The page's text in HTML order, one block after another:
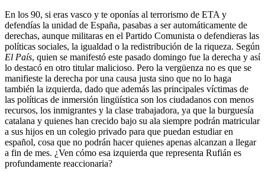
En los 90, si eras vasco y te oponías al terrorismo de ETA y
defendías la unidad de España, pasabas a ser automáticamente de
derechas, aunque militaras en el Partido Comunista o defendieras las
políticas sociales, la igualdad o la redistribución de la riqueza. Según
El País, quien se manifestó este pasado domingo fue la derecha y así
lo destacó en otro titular malicioso. Pero la vergüenza no es que se
manifieste la derecha por una causa justa sino que no lo haga
también la izquierda, dado que además las principales víctimas de
las políticas de inmersión lingüística son los ciudadanos con menos
recursos, los inmigrantes y la clase trabajadora, ya que la burguesía
catalana y quienes han crecido bajo su ala siempre podrán matricular
a sus hijos en un colegio privado para que puedan estudiar en
español, cosa que no podrán hacer quienes apenas alcanzan a llegar
a fin de mes. ¿Ven cómo esa izquierda que representa Rufián es
profundamente reaccionaria?